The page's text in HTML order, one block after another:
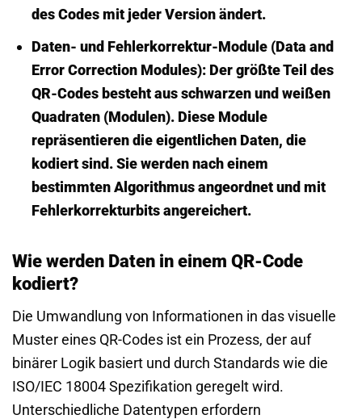
des Codes mit jeder Version ändert.
Daten- und Fehlerkorrektur-Module (Data and
Error Correction Modules):Der größte Teil des
QR-Codes besteht aus schwarzen und weißen
Quadraten (Modulen). Diese Module
repräsentieren die eigentlichen Daten, die
kodiert sind. Sie werden nach einem
bestimmten Algorithmus angeordnet und mit
Fehlerkorrekturbits angereichert.
Wie werden Daten in einem QR-Code
kodiert?
Die Umwandlung von Informationen in das visuelle
Muster eines QR-Codes ist ein Prozess, der auf
binärer Logik basiert und durch Standards wie die
ISO/IEC 18004 Spezifikation geregelt wird.
Unterschiedliche Datentypen erfordern